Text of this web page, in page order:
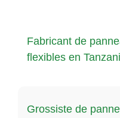
Fabricant de
flexibles en
Grossiste de